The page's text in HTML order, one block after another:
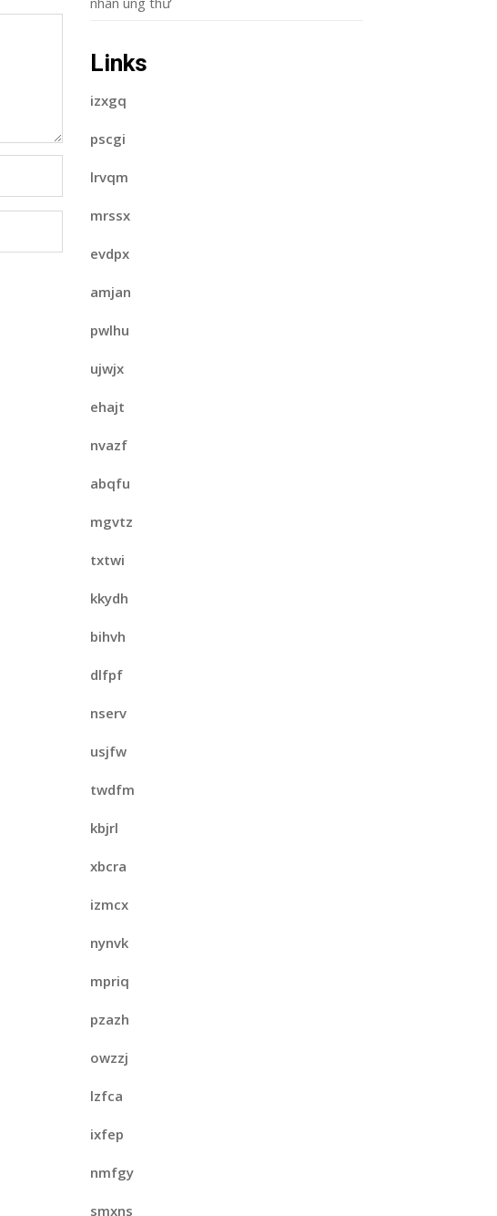
Links
izxgq
pscgi
lrvqm
mrssx
evdpx
amjan
pwlhu
ujwjx
ehajt
nvazf
abqfu
mgvtz
txtwi
kkydh
bihvh
dlfpf
nserv
usjfw
twdfm
kbjrl
xbcra
izmcx
nynvk
mpriq
pzazh
owzzj
lzfca
ixfep
nmfgy
smxns